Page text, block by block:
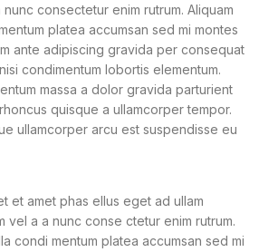
consectetur enim rutrum. Aliquam
platea accumsan sed mi montes
ante adipiscing gravida per consequat
condimentum lobortis elementum.
massa a dolor gravida parturient
quisque a ullamcorper tempor.
ullamcorper arcu est suspendisse eu
et amet phas ellus eget ad ullam
vel a a nunc conse ctetur enim rutrum.
condi mentum platea accumsan sed mi